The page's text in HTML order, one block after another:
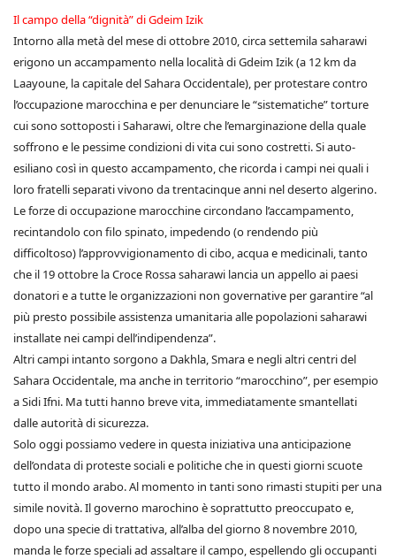
Il campo della “dignità” di Gdeim Izik
Intorno alla metà del mese di ottobre 2010, circa settemila saharawi
erigono un accampamento nella località di Gdeim Izik (a 12 km da
Laayoune, la capitale del Sahara Occidentale), per protestare contro
l’occupazione marocchina e per denunciare le “sistematiche” torture
cui sono sottoposti i Saharawi, oltre che l’emarginazione della quale
soffrono e le pessime condizioni di vita cui sono costretti. Si auto-
esiliano così in questo accampamento, che ricorda i campi nei quali i
loro fratelli separati vivono da trentacinque anni nel deserto algerino.
Le forze di occupazione marocchine circondano l’accampamento,
recintandolo con filo spinato, impedendo (o rendendo più
difficoltoso) l’approvvigionamento di cibo, acqua e medicinali, tanto
che il 19 ottobre la Croce Rossa saharawi lancia un appello ai paesi
donatori e a tutte le organizzazioni non governative per garantire “al
più presto possibile assistenza umanitaria alle popolazioni saharawi
installate nei campi dell’indipendenza”.
Altri campi intanto sorgono a Dakhla, Smara e negli altri centri del
Sahara Occidentale, ma anche in territorio “marocchino”, per esempio
a Sidi Ifni. Ma tutti hanno breve vita, immediatamente smantellati
dalle autorità di sicurezza.
Solo oggi possiamo vedere in questa iniziativa una anticipazione
dell’ondata di proteste sociali e politiche che in questi giorni scuote
tutto il mondo arabo. Al momento in tanti sono rimasti stupiti per una
simile novità. Il governo marochino è soprattutto preoccupato e,
dopo una specie di trattativa, all’alba del giorno 8 novembre 2010,
manda le forze speciali ad assaltare il campo, espellendo gli occupanti